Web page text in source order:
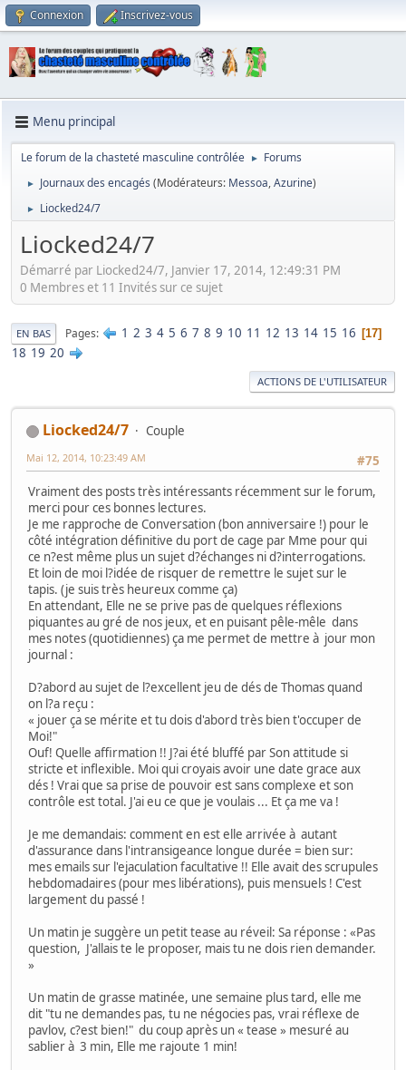
Connexion Inscrivez-vous
Menu principal
Le forum de la chasteté masculine contrôlée ► Forums
► Journaux des encagés (Modérateurs: Messoa,Azurine)
► Liocked24/7
Liocked24/7
Démarré par Liocked24/7, Janvier 17, 2014, 12:49:31 PM
0 Membres et 11 Invités sur ce sujet
EN BAS Pages 1 2 3 4 5 6 7 8 9 10 11 12 13 14 15 16 17
18 19 20
ACTIONS DE L'UTILISATEUR
Liocked24/7
Couple
#75
Mai 12, 2014, 10:23:49 AM
Vraiment des posts très intéressants récemment sur le forum,
merci pour ces bonnes lectures.
Je me rapproche de Conversation (bon anniversaire !) pour le
côté intégration définitive du port de cage par Mme pour qui
ce n?est même plus un sujet d?échanges ni d?interrogations.
Et loin de moi l?idée de risquer de remettre le sujet sur le
tapis. (je suis très heureux comme ça)
En attendant, Elle ne se prive pas de quelques réflexions
piquantes au gré de nos jeux, et en puisant pêle-mêle dans
mes notes (quotidiennes) ça me permet de mettre à jour mon
journal :
D?abord au sujet de l?excellent jeu de dés de Thomas quand
on l?a reçu :
« jouer ça se mérite et tu dois d'abord très bien t'occuper de
Moi!"
Ouf! Quelle affirmation !! J?ai été bluffé par Son attitude si
stricte et inflexible. Moi qui croyais avoir une date grace aux
dés ! Vrai que sa prise de pouvoir est sans complexe et son
contrôle est total. J'ai eu ce que je voulais ... Et ça me va !
Je me demandais: comment en est elle arrivée à autant
d'assurance dans l'intransigeance longue durée = bien sur:
mes emails sur l'ejaculation facultative !! Elle avait des scrupules
hebdomadaires (pour mes libérations), puis mensuels ! C'est
largement du passé !
Un matin je suggère un petit tease au réveil: Sa réponse : «Pas
question, J'allais te le proposer, mais tu ne dois rien demander.
»
Un matin de grasse matinée, une semaine plus tard, elle me
dit "tu ne demandes pas, tu ne négocies pas, vrai réflexe de
pavlov, c?est bien!" du coup après un « tease » mesuré au
sablier à 3 min, Elle me rajoute 1 min!